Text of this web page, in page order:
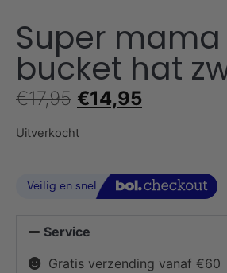
Super mama
bucket hat
€17,95 €14,95
Uitverkocht
Service
Gratis verzending vanaf €60